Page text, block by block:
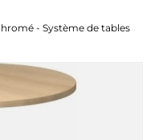
- Système de tables